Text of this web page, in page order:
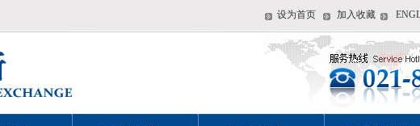
设为首页 加入收藏